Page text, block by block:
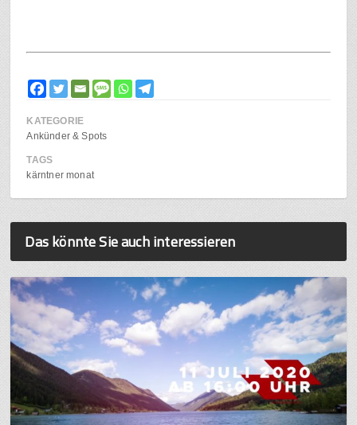
KATEGORIE
Ankünder & Spots
TAGS
kärntner monat
Das könnte Sie auch interessieren